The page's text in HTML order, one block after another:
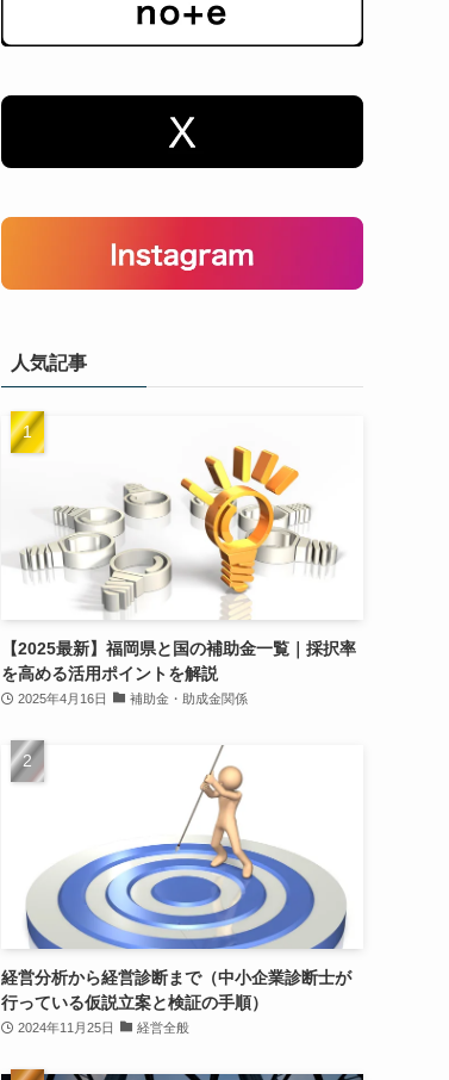
人気記事
【2025最新】福岡県と国の補助金一覧｜採択率
を高める活用ポイントを解説
2025年4月16日 補助金・助成金関係
経営分析から経営診断まで（中小企業診断士が
行っている仮説立案と検証の手順）
2024年11月25日 経営全般